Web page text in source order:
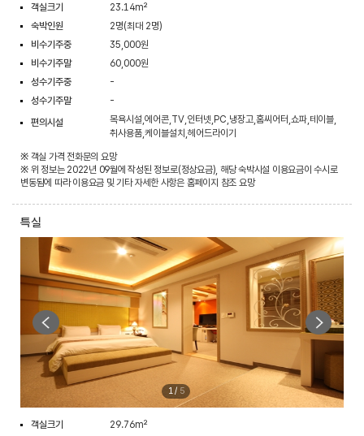
객실크기
23.14m²
숙박인원
2명(최대 2명)
비수기주중
35,000원
비수기주말
60,000원
성수기주중
-
성수기주말
-
편의시설
목욕시설,에어콘,TV,인터넷,PC,냉장고,홈씨어터,쇼파,테이블,
취사용품,케이블설치,헤어드라이기
※ 객실 가격 전화문의 요망
※ 위 정보는 2022년 09월에 작성된 정보로(정상요금), 해당 숙박시설 이용요금이 수시로
변동됨에 따라 이용요금 및 기타 자세한 사항은 홈페이지 참조 요망
특실
1/ 5
객실크기
29.76m²